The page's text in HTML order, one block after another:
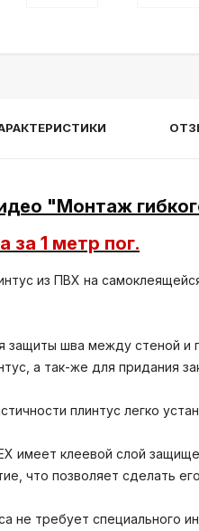
"Монтаж
за 1 метр пог.
из ПВХ на
защиты шва между стеной и
а так-же для придания
плинтус легко
имеет клеевой слой
что позволяет сделать
не требует специального